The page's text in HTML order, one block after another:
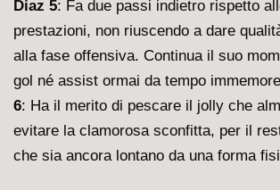
Diaz 5: Fa due passi indietro rispetto
prestazioni, non riuscendo a dare
alla fase offensiva. Continua il suo
gol né assist ormai da tempo
6: Ha il merito di pescare il jolly che
evitare la clamorosa sconfitta, per il
che sia ancora lontano da una forma